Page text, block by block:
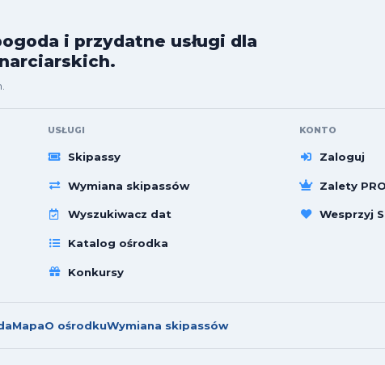
i przydatne usługi dla
USŁUGI
Skipassy
Wymiana skipassów
Wyszukiwacz dat
Katalog ośrodka
Konkursy
KONTO
Zaloguj
Zalety PRO
Wesprzyj
MapaO ośrodkuWymiana skipassów